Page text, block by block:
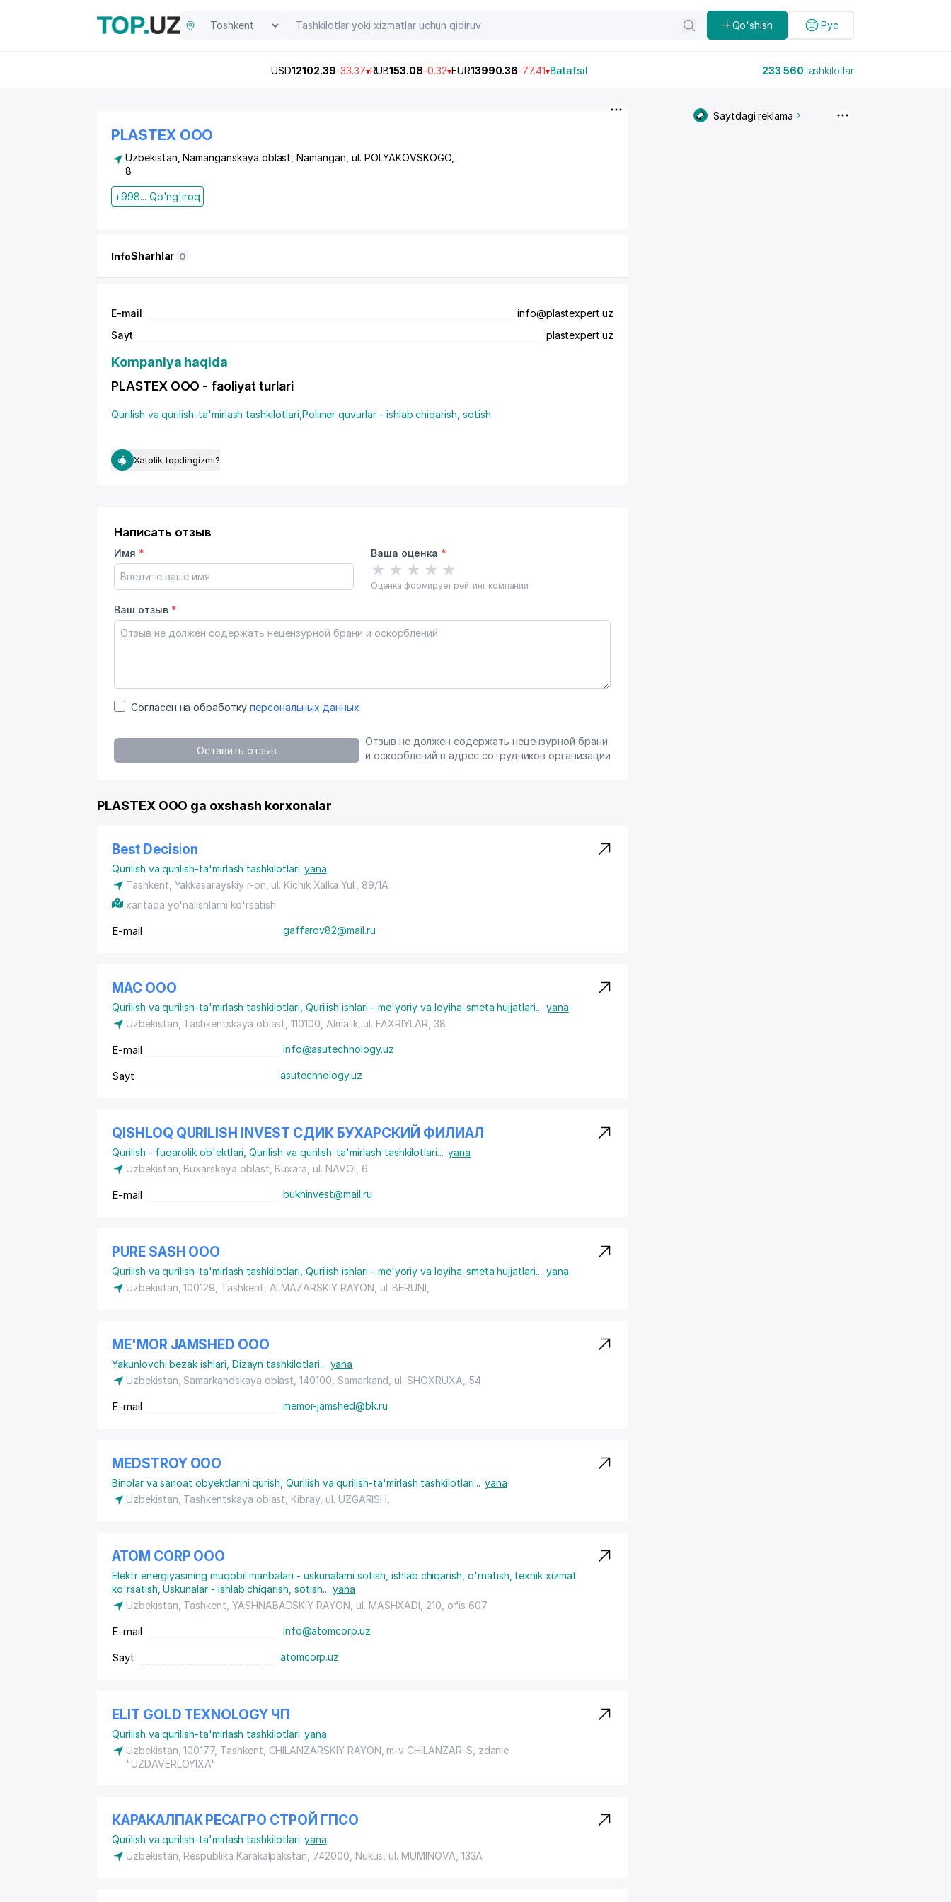
Qo'shish Рус
USD12102.39-33.37 RUB153.08-0.32 EUR13990.36-77.41 Batafsil 233 560tashkilotlar
PLASTEX OOO
Uzbekistan, Namanganskaya oblast, Namangan, ul. POLYAKOVSKOGO,
8
+998... Qo'ng'iroq
InfoSharhlar 0
E-mail
info@plastexpert.uz
Sayt
plastexpert.uz
Kompaniya haqida
PLASTEX OOO - faoliyat turlari
Qurilish va qurilish-ta'mirlash tashkilotlari Polimer quvurlar - ishlab chiqarish, sotish
Xatolik topdingizmi?
Написать отзыв
Имя * Ваша оценка *
★ ★ ★ ★ ★
Оценка формирует рейтинг компании
Ваш отзыв *
Согласен на обработку персональных данных
Оставить отзыв
Отзыв не должен содержать нецензурной брани
и оскорблений в адрес сотрудников организации
PLASTEX OOO ga oxshash korxonalar
Best Decision
Qurilish va qurilish-ta'mirlash tashkilotlari yana
Tashkent, Yakkasarayskiy r-on, ul. Kichik Xalka Yuli, 89/1A
xaritada yo'nalishlarni ko'rsatish
E-mail gaffarov82@mail.ru
МАС ООО
Qurilish va qurilish-ta'mirlash tashkilotlari Qurilish ishlari - me'yoriy va loyiha-smeta hujjatlari... yana
Uzbekistan, Tashkentskaya oblast, 110100, Almalik, ul. FAXRIYLAR, 38
E-mail info@asutechnology.uz
Sayt asutechnology.uz
QISHLOQ QURILISH INVEST СДИК БУХАРСКИЙ ФИЛИАЛ
Qurilish - fuqarolik ob'ektlari ,Qurilish va qurilish-ta'mirlash tashkilotlari... yana
Uzbekistan, Buxarskaya oblast, Buxara, ul. NAVOI , 6
E-mail bukhinvest@mail.ru
PURE SASH ООО
Qurilish va qurilish-ta'mirlash tashkilotlari Qurilish ishlari - me'yoriy va loyiha-smeta hujjatlari... yana
Uzbekistan, 100129, Tashkent, ALMAZARSKIY RAYON ul. BERUNI
ME'MOR JAMSHED ООО
Yakunlovchi bezak ishlari Dizayn tashkilotlari... yana
Uzbekistan, Samarkandskaya oblast, 140100, Samarkand, ul. SHOXRUXA, 54
E-mail memor-jamshed@bk.ru
MEDSTROY ООО
Binolar va sanoat obyektlarini qurish ,Qurilish va qurilish-ta'mirlash tashkilotlari... yana
Uzbekistan, Tashkentskaya oblast, Kibray, ul. UZGARISH
ATOM CORP ООО
Elektr energiyasining muqobil manbalari - uskunalarni sotish, ishlab chiqarish, o'rnatish, texnik xizmat
ko'rsatish ,Uskunalar - ishlab chiqarish, sotish... yana
Uzbekistan, Tashkent, YASHNABADSKIY RAYON , ul. MASHXADI, 210, ofis 607
E-mail info@atomcorp.uz
Sayt atomcorp.uz
ELIT GOLD TEXNOLOGY ЧП
Qurilish va qurilish-ta'mirlash tashkilotlari yana
Uzbekistan, 100177, Tashkent, CHILANZARSKIY RAYON , m-v CHILANZAR-S, zdanie
"UZDAVERLOYIXA"
КAPAKAЛПAK PECAГPO CTPOЙ ГПСО
Qurilish va qurilish-ta'mirlash tashkilotlari yana
Uzbekistan, Respublika Karakalpakstan, 742000, Nukus, ul. MUMINOVA , 133A
Saytdagi reklama